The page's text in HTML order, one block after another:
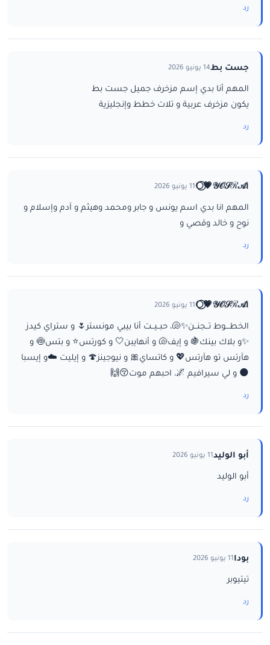
رد
جست بط14 يونيو 2026
المهم أنا بدي إسم مزخرف جميل جست بط
يكون مزخرف عربية و تلات خطط وإنجليزية
رد
ا𝒴𝒪𝒮ℛ𝒜💗⃝🌕 11 يونيو 2026
المهم انا بدي اسم يونس و جابر ومحمد وهيثم و آدم وإسلام و
نوح و خالد وقصي و
رد
ا𝒴𝒪𝒮ℛ𝒜💗⃝🌕 11 يونيو 2026
الخطـــوط تــجنــن✨🐚، حبــيــت أنا بيبي مونستر🌷 و ستراي كيدز
✨و بلاك بينك🍇 و إيف🐚 و أنهايبن🤍 و كورتس⭐ و بتس🍥 و
هآرتس تو هآرتس💖 و كاتساي🎀 و نيوجينز🍄 و إيليت ☁️و إيسبا
🌑 و لي سيرافيم 🌌، احبهم موت😚🙌
رد
أبو الوليد11 يونيو 2026
أبو الوليد
رد
بودا11 يونيو 2026
تيتيوبر
رد